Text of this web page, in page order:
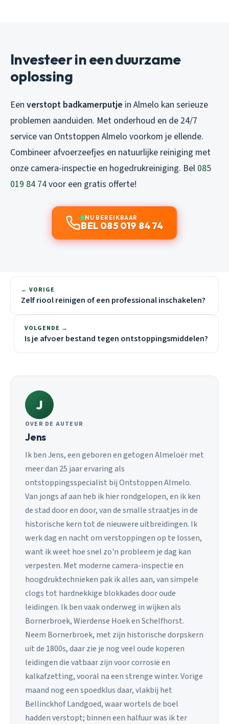
Investeer in een duurzame
oplossing
Een verstopt badkamerputje in Almelo kan serieuze
problemen aanduiden. Met onderhoud en de 24/7
service van Ontstoppen Almelo voorkom je ellende.
Combineer afvoerzeefjes en natuurlijke reiniging met
onze camera-inspectie en hogedrukreiniging. Bel 085
019 84 74voor een gratis offerte!
NU BEREIKBAAR
BEL 085 019 84 74
← VORIGE
Zelf riool reinigen of een professional inschakelen?
VOLGENDE →
Is je afvoer bestand tegen ontstoppingsmiddelen?
J
OVER DE AUTEUR
Jens
Ik ben Jens, een geboren en getogen Almeloër met
meer dan 25 jaar ervaring als
ontstoppingsspecialist bij Ontstoppen Almelo.
Van jongs af aan heb ik hier rondgelopen, en ik ken
de stad door en door, van de smalle straatjes in de
historische kern tot de nieuwere uitbreidingen. Ik
werk dag en nacht om verstoppingen op te lossen,
want ik weet hoe snel zo'n probleem je dag kan
verpesten. Met moderne camera-inspectie en
hoogdruktechnieken pak ik alles aan, van simpele
clogs tot hardnekkige blokkades door oude
leidingen. Ik ben vaak onderweg in wijken als
Bornerbroek, Wierdense Hoek en Schelfhorst.
Neem Bornerbroek, met zijn historische dorpskern
uit de 1800s, daar zie je nog veel oude koperen
leidingen die vatbaar zijn voor corrosie en
kalkafzetting, vooral na een strenge winter. Vorige
maand nog een spoedklus daar, vlakbij het
Bellinckhof Landgoed, waar wortels de boel
hadden verstopt; binnen een halfuur was ik ter